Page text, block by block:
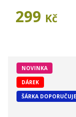
299 Kč
NOVINKA
DÁREK
ŠÁRKA DOPORUČUJE